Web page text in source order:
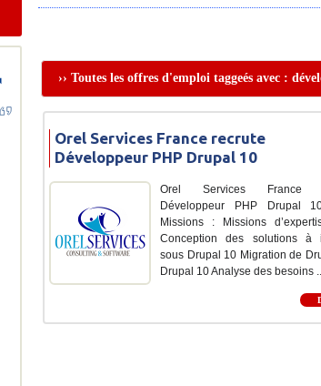
›› Toutes les offres d'emploi taggeés avec :
Orel Services France recrute
Développeur PHP Drupal 10
Orel Services France
Développeur PHP Drupal
Missions : Missions
Conception des solutions à
sous Drupal 10 Migration de
Drupal 10 Analyse des besoins